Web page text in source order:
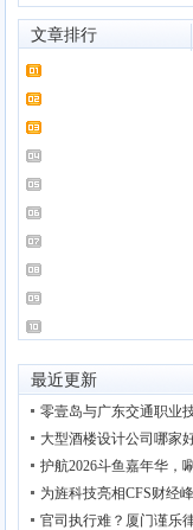
文章排行
最近更新
零壹岛与广东交通职业
大型酒楼设计公司哪家
护航2026斗鱼嘉年华，
为旌科技亮相CFS财经
官司执行难？厦门谨乐